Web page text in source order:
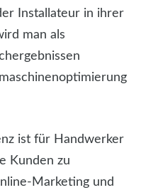
Installateur in ihrer
man als
ist für Handwerker
Kunden zu
Marketing und